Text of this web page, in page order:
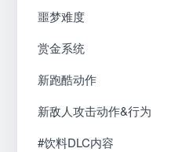
噩梦难度
赏金系统
新跑酷动作
新敌人攻击动作&行为
#饮料DLC内容